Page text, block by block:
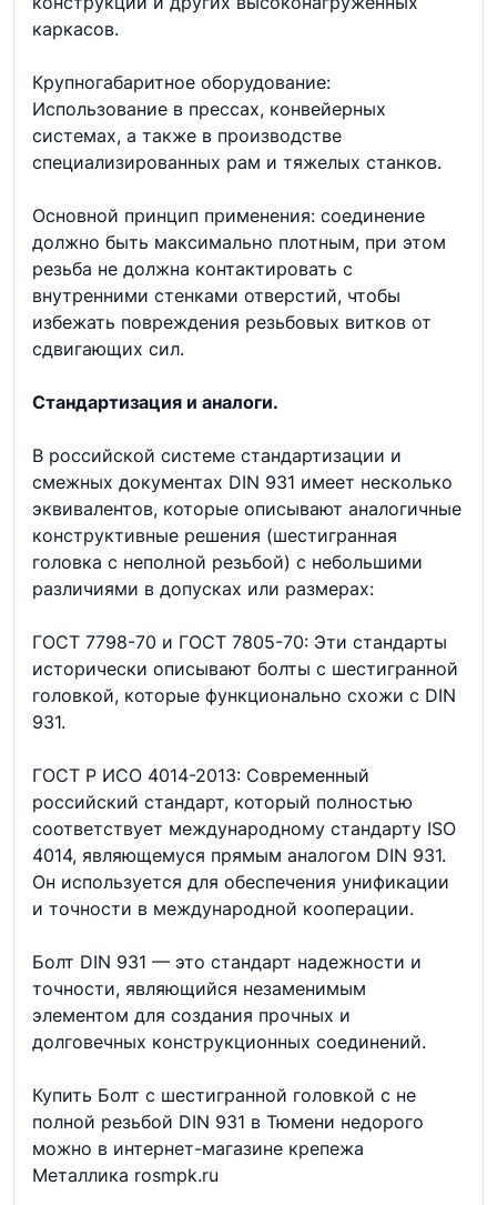
каркасов.
Крупногабаритное оборудование:
Использование в прессах, конвейерных
системах, а также в производстве
специализированных рам и тяжелых станков.
Основной принцип применения: соединение
должно быть максимально плотным, при этом
резьба не должна контактировать с
внутренними стенками отверстий, чтобы
избежать повреждения резьбовых витков от
сдвигающих сил.
Стандартизация и аналоги.
В российской системе стандартизации и
смежных документах DIN 931 имеет несколько
эквивалентов, которые описывают аналогичные
конструктивные решения (шестигранная
головка с неполной резьбой) с небольшими
различиями в допусках или размерах:
ГОСТ 7798-70 и ГОСТ 7805-70: Эти стандарты
исторически описывают болты с шестигранной
головкой, которые функционально схожи с DIN
931.
ГОСТ Р ИСО 4014-2013: Современный
российский стандарт, который полностью
соответствует международному стандарту ISO
4014, являющемуся прямым аналогом DIN 931.
Он используется для обеспечения унификации
и точности в международной кооперации.
Болт DIN 931 — это стандарт надежности и
точности, являющийся незаменимым
элементом для создания прочных и
долговечных конструкционных соединений.
Купить Болт с шестигранной головкой с не
полной резьбой DIN 931 в Тюмени недорого
можно в интернет-магазине крепежа
Металлика rosmpk.ru